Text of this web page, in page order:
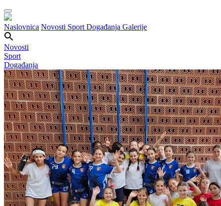
Naslovnica Novosti Sport Događanja Galerije
Novosti
Sport
Događanja